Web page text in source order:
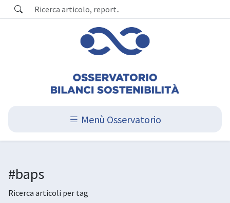
Menù Osservatorio
#baps
Ricerca articoli per tag